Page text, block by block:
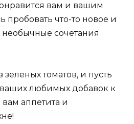
вам и вашим
пробовать что-то новое и
необычные сочетания
зеленых томатов, и пусть
любимых добавок к
аппетита и